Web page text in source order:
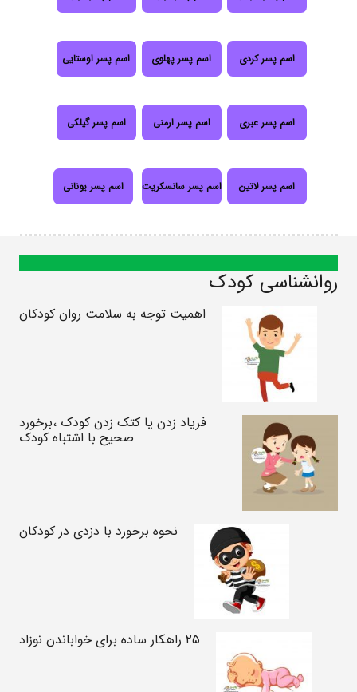
اسم پسر کردی اسم پسر پهلوی اسم پسر اوستایی
اسم پسر عبری اسم پسر ارمنی اسم پسر گیلکی
اسم پسر لاتین اسم پسر سانسکریت اسم پسر یونانی
روانشناسی کودک
اهمیت توجه به سلامت روان کودکان
فریاد زدن یا کتک زدن کودک ،برخورد
صحیح با اشتباه کودک
نحوه برخورد با دزدی در کودکان
۲۵ راهکار ساده برای خواباندن نوزاد